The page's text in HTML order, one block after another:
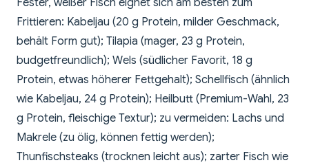
Fester, weißer Fisch eignet sich am besten zum
Frittieren: Kabeljau (20 g Protein, milder Geschmack,
behält Form gut); Tilapia (mager, 23 g Protein,
budgetfreundlich); Wels (südlicher Favorit, 18 g
Protein, etwas höherer Fettgehalt); Schellfisch (ähnlich
wie Kabeljau, 24 g Protein); Heilbutt (Premium-Wahl, 23
g Protein, fleischige Textur); zu vermeiden: Lachs und
Makrele (zu ölig, können fettig werden);
Thunfischsteaks (trocknen leicht aus); zarter Fisch wie